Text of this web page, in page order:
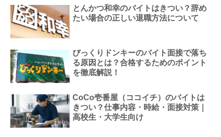
とんかつ和幸のバイトはきつい？辞め
たい場合の正しい退職方法について
びっくりドンキーのバイト面接で落ち
る原因とは？合格するためのポイント
を徹底解説！
CoCo壱番屋（ココイチ）のバイトは
きつい？仕事内容・時給・面接対策｜
高校生・大学生向け